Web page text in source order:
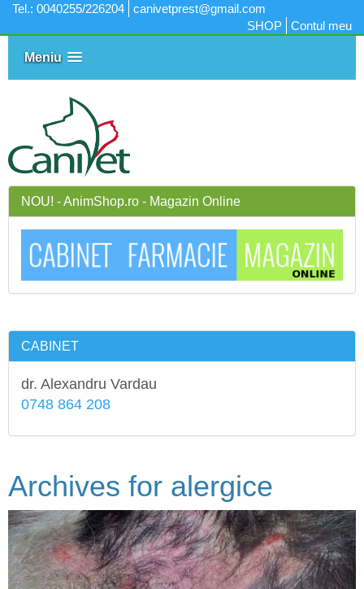
Tel.: 0040255/226204
canivetprest@gmail.com
SHOP
Contul meu
Meniu
NOU! - AnimShop.ro - Magazin Online
CABINET
dr. Alexandru Vardau
0748 864 208
Archives for alergice